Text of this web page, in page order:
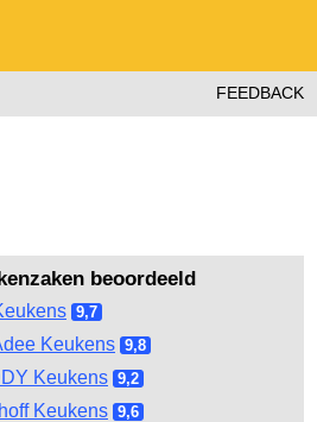
FEEDBACK
beoordeeld
9,7
Keukens 9,8
Keukens 9,2
Keukens 9,6